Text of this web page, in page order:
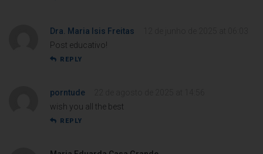
Dra. Maria Isis Freitas
Post educativo!
REPLY
porntude
wish you all the best
REPLY